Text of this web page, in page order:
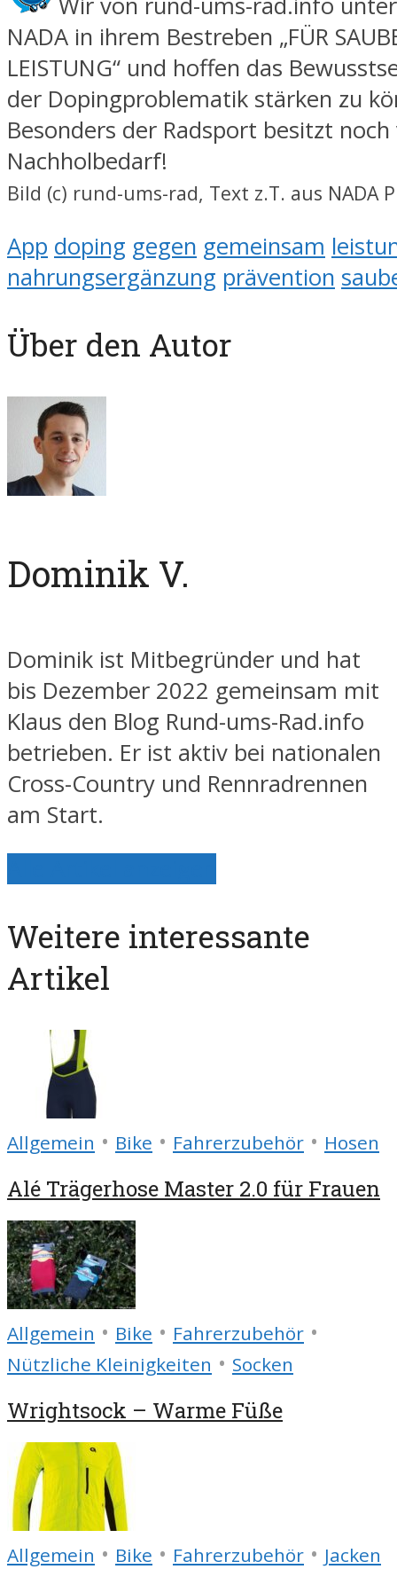
NADA in ihrem Bestreben „FÜR
LEISTUNG“ und hoffen das
der Dopingproblematik stärken zu
Besonders der Radsport besitzt noch
Nachholbedarf!
Bild (c) rund-ums-rad, Text z.T. aus NADA
App doping gegen gemeinsam
nahrungsergänzung prävention
Über den Autor
Dominik V.
Dominik ist Mitbegründer und hat
bis Dezember 2022 gemeinsam mit
Klaus den Blog Rund-ums-Rad.info
betrieben. Er ist aktiv bei nationalen
Cross-Country und Rennradrennen
am Start.
Weitere interessante
Artikel
Allgemein • Bike • Fahrerzubehör • Hosen
Alé Trägerhose Master 2.0 für Frauen
Allgemein • Bike • Fahrerzubehör •
Nützliche Kleinigkeiten • Socken
Wrightsock – Warme Füße
Allgemein • Bike • Fahrerzubehör • Jacken